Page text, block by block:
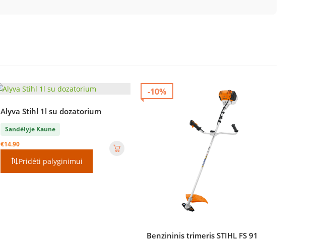
Alyva Stihl 1l su dozatorium
Sandėlyje Kaune
€14.90
Pridėti palyginimui
-10%
Benzininis trimeris STIHL FS 91